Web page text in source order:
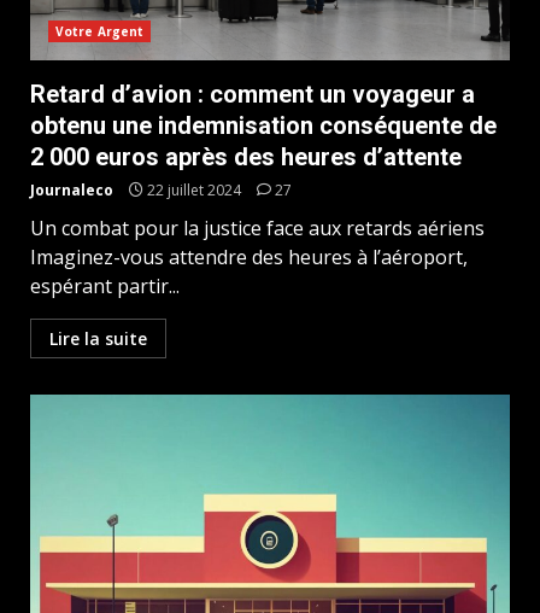
Votre Argent
Retard d’avion : comment un voyageur a
obtenu une indemnisation conséquente de
2 000 euros après des heures d’attente
Journaleco 22 juillet 2024 27
Un combat pour la justice face aux retards aériens
Imaginez-vous attendre des heures à l’aéroport,
espérant partir...
Lire la suite